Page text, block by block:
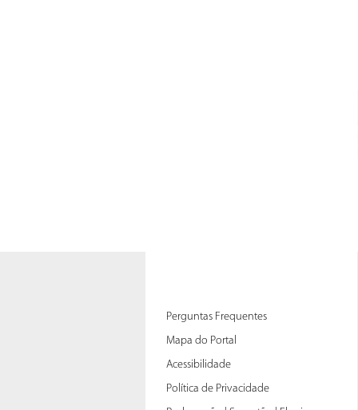
Perguntas Frequentes
Mapa do Portal
Acessibilidade
Política de Privacidade